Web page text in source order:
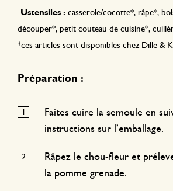
Ustensiles : casserole/cocotte*, râpe*,
découper*, petit couteau de cuisine*,
*ces articles sont disponibles chez Dille &
Préparation :
Faites cuire la semoule en
instructions sur l’emballage.
Râpez le chou-fleur et
la pomme grenade.